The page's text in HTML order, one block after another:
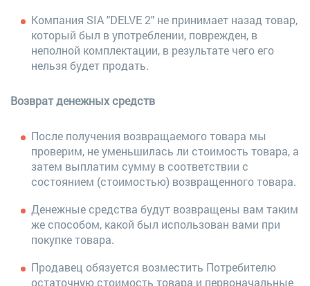
Компания SIA "DELVE 2" не принимает назад товар,
который был в употреблении, поврежден, в
неполной комплектации, в результате чего его
нельзя будет продать.
Возврат денежных средств
После получения возвращаемого товара мы
проверим, не уменьшилась ли стоимость товара, а
затем выплатим сумму в соответствии с
состоянием (стоимостью) возвращенного товара.
Денежные средства будут возвращены вам таким
же способом, какой был использован вами при
покупке товара.
Продавец обязуется возместить Потребителю
остаточную стоимость товара и первоначальные